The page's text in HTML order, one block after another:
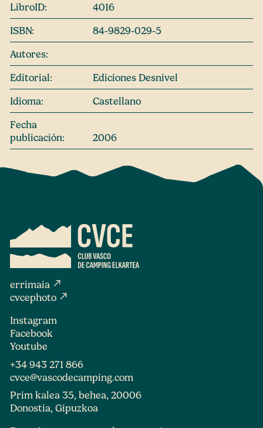
LibroID:
4016
ISBN:
84-9829-029-5
Autores:
Editorial:
Ediciones Desnivel
Idioma:
Castellano
Fecha
publicación:
2006
errimaia north_east
cvcephoto north_east
Instagram
Facebook
Youtube
+34 943 271 866
cvce@vascodecamping.com
Prim kalea 35, behea, 20006
Donostia, Gipuzkoa